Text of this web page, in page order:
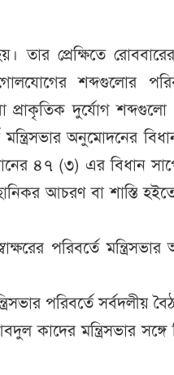
প্রেক্ষিতে
শব্দগুলোর পরিবর্তে
প্রাকৃতিক দুর্যোগ
মন্ত্রিসভার অনুমোদনের
৪৭ (৩) এর বিধান
আচরণ বা শাস্তি
পরিবর্তে
পরিবর্তে সর্বদলীয়
কাদের মন্ত্রিসভার